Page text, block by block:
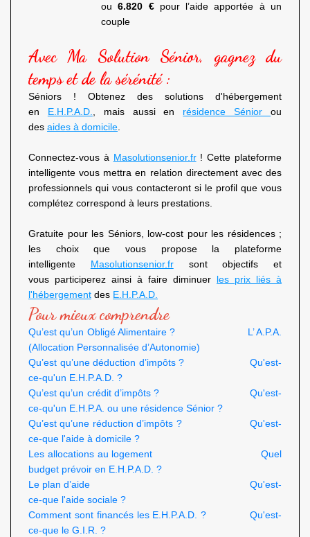
ou6.820 € pour l’aide apportée à un
couple
Avec Ma Solution Sénior, gagnez du
temps et de la sérénité :
Séniors ! Obtenez des solutions d'hébergement
en E.H.P.A.D., mais aussi en résidence Séniorou
des aides à domicile.
Connectez-vous à Masolutionsenior.fr! Cette plateforme
intelligente vous mettra en relation directement avec des
professionnels qui vous contacteront si le profil que vous
complétez correspond à leurs prestations.
Gratuite pour les Séniors, low-cost pour les résidences ;
les choix que vous propose la plateforme
intelligente Masolutionsenior.frsont objectifs et
vous participerez ainsi à faire diminuer les prix liés à
l'hébergement des E.H.P.A.D.
Pour mieux comprendre
Qu’est qu’un Obligé Alimentaire ?
L’ A.P.A.
(Allocation Personnalisée d’Autonomie)
Qu’est qu’une déduction d’impôts ?
Qu'est-
ce-qu'un E.H.P.A.D. ?
Qu’est qu’un crédit d’impôts ?
Qu'est-
ce-qu'un E.H.P.A. ou une résidence Sénior ?
Qu’est qu’une réduction d’impôts ?
Qu'est-
ce-que l'aide à domicile ?
Les allocations au logement
Quel
budget prévoir en E.H.P.A.D. ?
Le plan d’aide
Qu'est-
ce-que l'aide sociale ?
Comment sont financés les E.H.P.A.D. ?
Qu'est-
ce-que le G.I.R. ?